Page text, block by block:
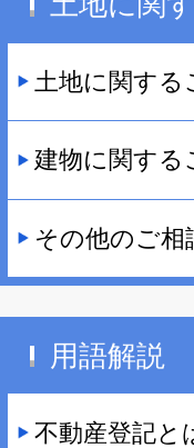
土地に関する
建物に関する
その他のご相
用語解説
不動産登記と